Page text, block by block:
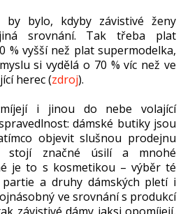
by bylo, kdyby závistivé ženy
srovnání. Tak třeba plat
% vyšší než plat supermodelka,
si vydělá o 70 % víc než ve
herec (zdroj).
i jinou do nebe volající
dámské butiky jsou
objevit slušnou prodejnu
stojí značné úsilí a mnohé
je to s kosmetikou – výběr té
partie a druhy dámských pletí i
ve srovnání s produkcí